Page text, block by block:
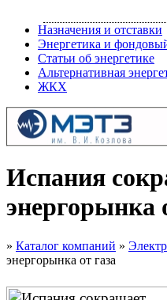
Назначения и отставки
Энергетика и
Статьи об энергетике
Альтернативная
ЖКХ
Испания
энергорынка
» Каталог компаний »
энергорынка от газа